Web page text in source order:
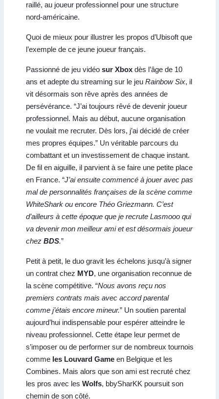
raillé, au joueur professionnel pour une structure
nord-américaine.
Quoi de mieux pour illustrer les propos d’Ubisoft que
l’exemple de ce jeune joueur français.
Passionné de jeu vidéosur Xboxdès l’âge de 10
ans et adepte du streaming sur le jeu Rainbow Six, il
vit désormais son rêve après des années de
persévérance. “J’ai toujours rêvé de devenir joueur
professionnel. Mais au début, aucune organisation
ne voulait me recruter. Dès lors, j’ai décidé de créer
mes propres équipes.” Un véritable parcours du
combattant et un investissement de chaque instant.
De fil en aiguille, il parvient à se faire une petite place
en France. “J’ai ensuite commencé à jouer avec pas
mal de personnalités françaises de la scène comme
WhiteShark ou encore Théo Griezmann. C’est
d’ailleurs à cette époque que je recrute Lasmooo qui
va devenir mon meilleur ami et est désormais joueur
chez BDS.”
Petit à petit, le duo gravit les échelons jusqu’à signer
un contrat chez MYD, une organisation reconnue de
la scène compétitive. “Nous avons reçu nos
premiers contrats mais avec accord parental
comme j’étais encore mineur.” Un soutien parental
aujourd’hui indispensable pour espérer atteindre le
niveau professionnel. Cette étape leur permet de
s’imposer ou de performer sur de nombreux tournois
comme les Louvard Gameen Belgique et les
Combines. Mais alors que son ami est recruté chez
les pros avec les Wolfs, bbySharKK poursuit son
chemin de son côté.